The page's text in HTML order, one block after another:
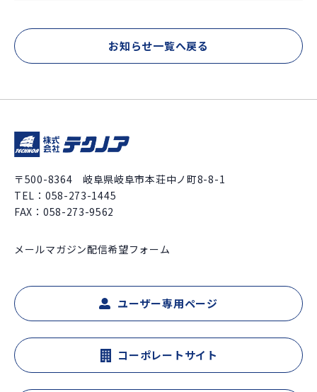
お知らせ一覧へ戻る
〒500-8364 岐阜県岐阜市本荘中ノ町8-8-1
TEL： 058-273-1445
FAX：058-273-9562
メールマガジン配信希望フォーム
ユーザー専用ページ
コーポレートサイト